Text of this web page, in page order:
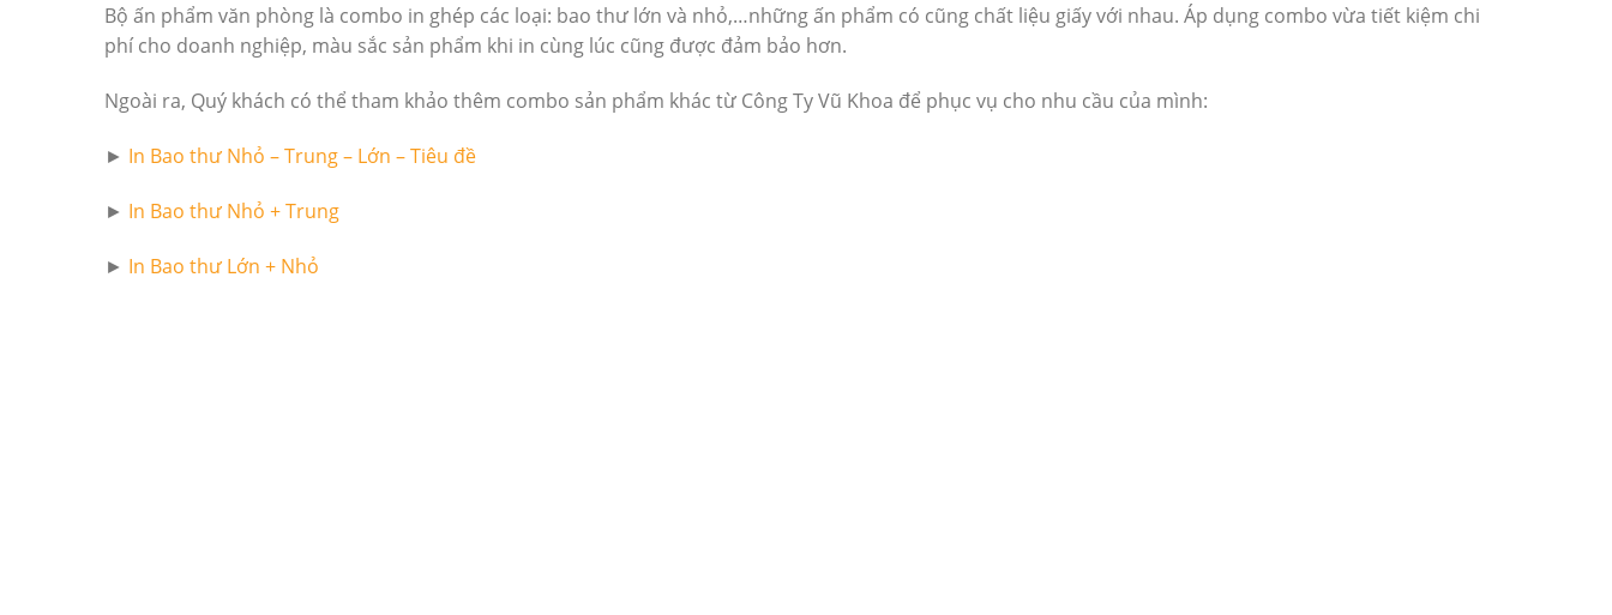
Bộ ấn phẩm văn phòng là combo in ghép các loại: bao thư lớn và nhỏ,…những ấn phẩm có cũng chất liệu giấy với nhau. Áp dụng combo vừa tiết kiệm chi
phí cho doanh nghiệp, màu sắc sản phẩm khi in cùng lúc cũng được đảm bảo hơn.
Ngoài ra, Quý khách có thể tham khảo thêm combo sản phẩm khác từ Công Ty Vũ Khoa để phục vụ cho nhu cầu của mình:
► In Bao thư Nhỏ – Trung – Lớn – Tiêu đề
► In Bao thư Nhỏ + Trung
► In Bao thư Lớn + Nhỏ